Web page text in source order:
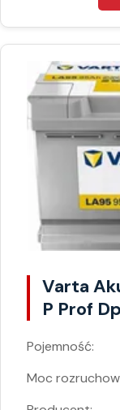
Varta
P Prof
Pojemność:
Moc